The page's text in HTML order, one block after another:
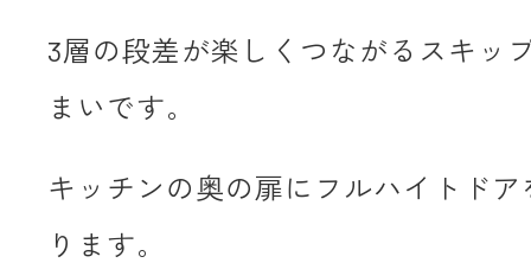
3層の段差が楽しくつながるスキッ
まいです。
キッチンの奥の扉にフルハイトド
ります。